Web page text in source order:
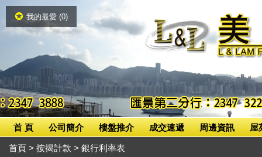
我的最愛 (0)
首 頁 公司簡介 樓盤推介 成交速遞 周邊資訊 屋
首頁 > 按揭計款 > 銀行利率表